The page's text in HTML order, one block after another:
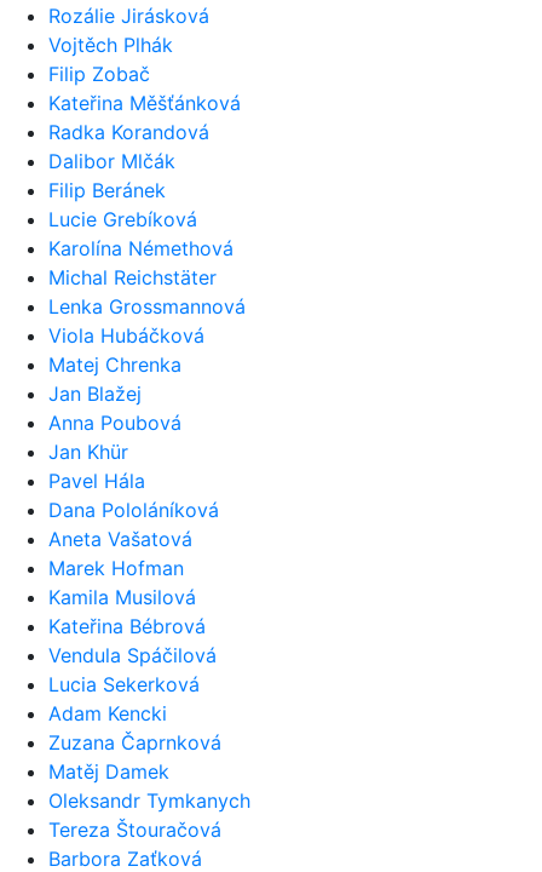
Rozálie Jirásková
Vojtěch Plhák
Filip Zobač
Kateřina Měšťánková
Radka Korandová
Dalibor Mlčák
Filip Beránek
Lucie Grebíková
Karolína Némethová
Michal Reichstäter
Lenka Grossmannová
Viola Hubáčková
Matej Chrenka
Jan Blažej
Anna Poubová
Jan Khür
Pavel Hála
Dana Pololáníková
Aneta Vašatová
Marek Hofman
Kamila Musilová
Kateřina Bébrová
Vendula Spáčilová
Lucia Sekerková
Adam Kencki
Zuzana Čaprnková
Matěj Damek
Oleksandr Tymkanych
Tereza Štouračová
Barbora Zaťková